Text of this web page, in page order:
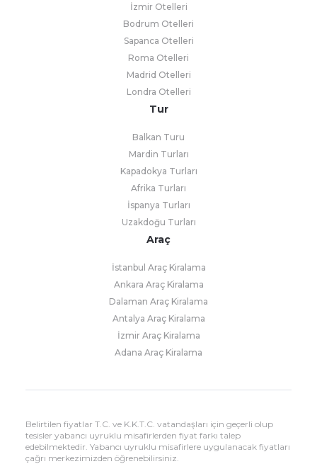
İzmir Otelleri
Bodrum Otelleri
Sapanca Otelleri
Roma Otelleri
Madrid Otelleri
Londra Otelleri
Tur
Balkan Turu
Mardin Turları
Kapadokya Turları
Afrika Turları
İspanya Turları
Uzakdoğu Turları
Araç
İstanbul Araç Kiralama
Ankara Araç Kiralama
Dalaman Araç Kiralama
Antalya Araç Kiralama
İzmir Araç Kiralama
Adana Araç Kiralama
Belirtilen fiyatlar T.C. ve K.K.T.C. vatandaşları için geçerli olup
tesisler yabancı uyruklu misafirlerden fiyat farkı talep
edebilmektedir. Yabancı uyruklu misafirlere uygulanacak fiyatları
çağrı merkezimizden öğrenebilirsiniz.